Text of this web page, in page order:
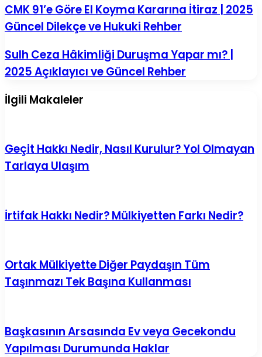
CMK
91’e
Göre
Koyma
Kararına
İtiraz
|
Güncel
Rehber
CMK 91’e Göre El Koyma Kararına İtiraz | 2025
Güncel Dilekçe ve Hukuki Rehber
Sulh
Ceza
Hâkimliği
Yapar
mı?
ve
Güncel
Rehber
Sulh Ceza Hâkimliği Duruşma Yapar mı? |
2025 Açıklayıcı ve Güncel Rehber
İlgili Makaleler
Geçit Hakkı Nedir, Nasıl Kurulur? Yol Olmayan
Tarlaya Ulaşım
İrtifak Hakkı Nedir? Mülkiyetten Farkı Nedir?
Ortak Mülkiyette Diğer Paydaşın Tüm
Taşınmazı Tek Başına Kullanması
Başkasının Arsasında Ev veya Gecekondu
Yapılması Durumunda Haklar